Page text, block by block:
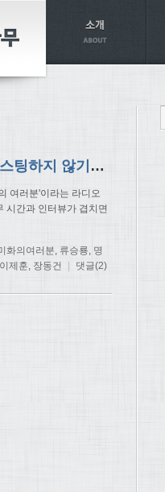
별을 스치는 바람 이정명, 김미화를 캐스팅하지 않기로…
여러분'이라는 라디오
시간과 인터뷰가 겹치면
화의여러분, 류승룡, 명
이제훈, 장동건 댓글(2)